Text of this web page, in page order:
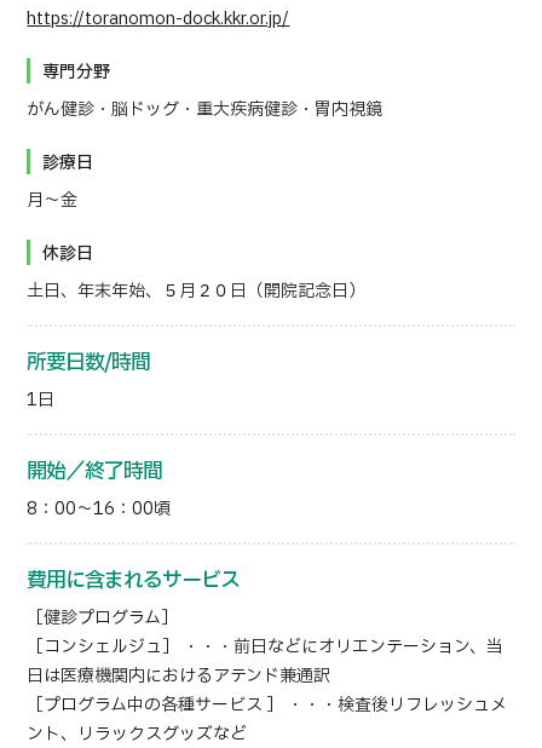
https://toranomon-dock.kkr.or.jp/
専門分野
がん健診・脳ドッグ・重大疾病健診・胃内視鏡
診療日
月～金
休診日
土日、年末年始、５月２０日（開院記念日）
所要日数/時間
1日
開始／終了時間
8：00～16：00頃
費用に含まれるサービス
［健診プログラム］
［コンシェルジュ］ ・・・前日などにオリエンテーション、当
日は医療機関内におけるアテンド兼通訳
［プログラム中の各種サービス ］ ・・・検査後リフレッシュメ
ント、リラックスグッズなど